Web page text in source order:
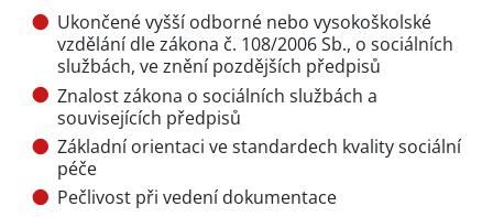
Ukončené vyšší odborné nebo vysokoškolské
vzdělání dle zákona č. 108/2006 Sb., o sociálních
službách, ve znění pozdějších předpisů
Znalost zákona o sociálních službách a
souvisejících předpisů
Základní orientaci ve standardech kvality sociální
péče
Pečlivost při vedení dokumentace